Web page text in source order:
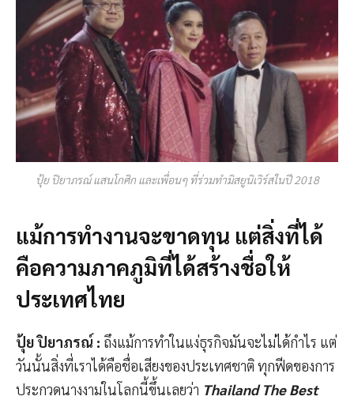
ปุ้ย ปิยาภรณ์ แสนโกศิก และเพื่อนๆ ที่ร่วมทำมิสยูนิเวิร์สในปี 2018
แม้การทำงานจะขาดทุน แต่สิ่งที่ได้
คือความภาคภูมิที่ได้สร้างชื่อให้
ประเทศไทย
ปุ้ย ปิยาภรณ์ : ถึงแม้การทำในแง่ธุรกิจมันจะไม่ได้กำไร แต่
วันนั้นสิ่งที่เราได้คือชื่อเสียงของประเทศชาติ ทุกฟีดของการ
ประกวดนางงามในโลกนี้ขึ้นเลยว่า Thailand The Best